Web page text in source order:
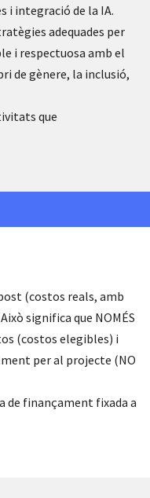
i integració de la IA.
adequades per
i respectuosa amb el
de gènere, la inclusió,
que
(costos reals, amb
significa que NOMÉS
(costos elegibles) i
per al projecte (NO
de finançament fixada a